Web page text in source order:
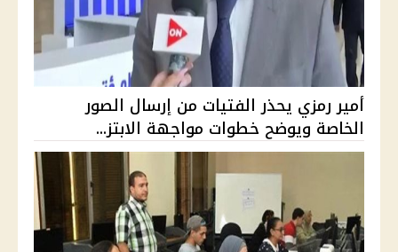
أمير رمزي يحذر الفتيات من إرسال الصور
الخاصة ويوضح خطوات مواجهة الابتز...